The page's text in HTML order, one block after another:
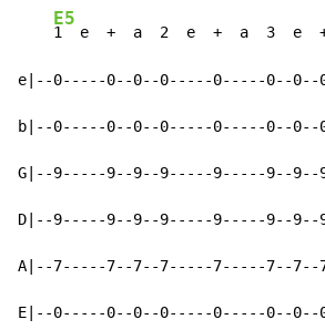
E5
1  e  +  a  2  e  +  a  3
e|--0-----0--0--0-----0-----0--
b|--0-----0--0--0-----0-----0--
G|--9-----9--9--9-----9-----9--
D|--9-----9--9--9-----9-----9--
A|--7-----7--7--7-----7-----7--
E|--0-----0--0--0-----0-----0--